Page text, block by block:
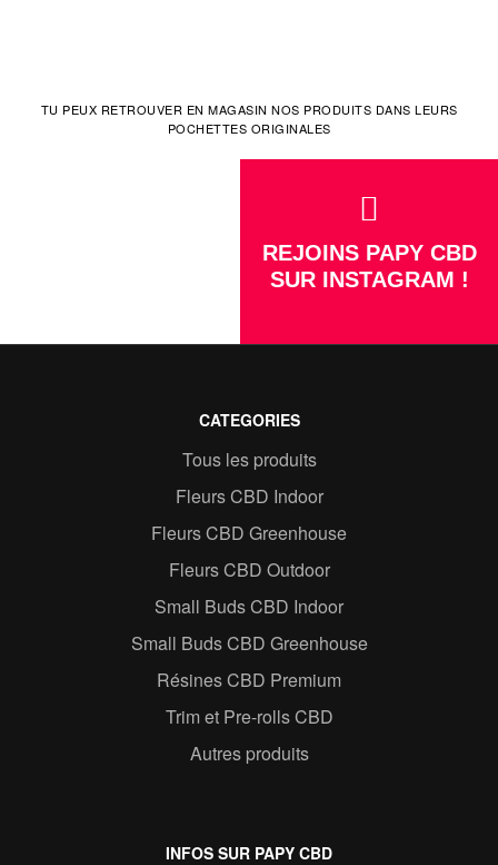
TU PEUX RETROUVER EN MAGASIN NOS PRODUITS DANS LEURS
POCHETTES ORIGINALES
REJOINS PAPY CBD
SUR INSTAGRAM !
CATEGORIES
Tous les produits
Fleurs CBD Indoor
Fleurs CBD Greenhouse
Fleurs CBD Outdoor
Small Buds CBD Indoor
Small Buds CBD Greenhouse
Résines CBD Premium
Trim et Pre-rolls CBD
Autres produits
INFOS SUR PAPY CBD